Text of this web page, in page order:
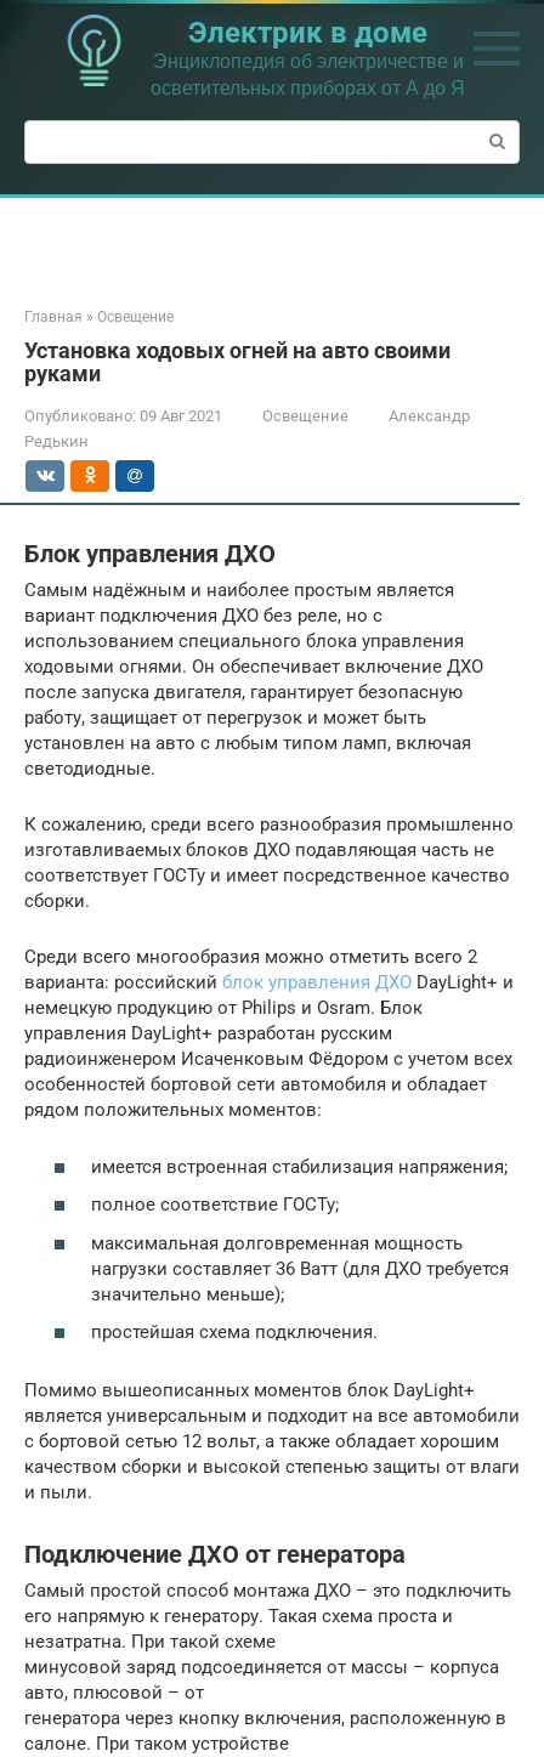
Перейти
контенту
Электрик в доме
Энциклопедия об электричестве и
осветительных приборах от А до Я
Поиск:
Главная » Освещение
Установка ходовых огней на авто своими
руками
Опубликовано: 09 Авг 2021 Освещение
Александр
Редькин
Блок управления ДХО
Самым надёжным и наиболее простым является
вариант подключения ДХО без реле, но с
использованием специального блока управления
ходовыми огнями. Он обеспечивает включение ДХО
после запуска двигателя, гарантирует безопасную
работу, защищает от перегрузок и может быть
установлен на авто с любым типом ламп, включая
светодиодные.
К сожалению, среди всего разнообразия промышленно
изготавливаемых блоков ДХО подавляющая часть не
соответствует ГОСТу и имеет посредственное качество
сборки.
Среди всего многообразия можно отметить всего 2
варианта: российский блок управления ДХО DayLight+ и
немецкую продукцию от Philips и Osram. Блок
управления DayLight+ разработан русским
радиоинженером Исаченковым Фёдором с учетом всех
особенностей бортовой сети автомобиля и обладает
рядом положительных моментов:
имеется встроенная стабилизация напряжения;
полное соответствие ГОСТу;
максимальная долговременная мощность
нагрузки составляет 36 Ватт (для ДХО требуется
значительно меньше);
простейшая схема подключения.
Помимо вышеописанных моментов блок DayLight+
является универсальным и подходит на все автомобили
с бортовой сетью 12 вольт, а также обладает хорошим
качеством сборки и высокой степенью защиты от влаги
и пыли.
Подключение ДХО от генератора
Самый простой способ монтажа ДХО – это подключить
его напрямую к генератору. Такая схема проста и
незатратна. При такой схеме
минусовой заряд подсоединяется от массы – корпуса
авто, плюсовой – от
генератора через кнопку включения, расположенную в
салоне. При таком устройстве